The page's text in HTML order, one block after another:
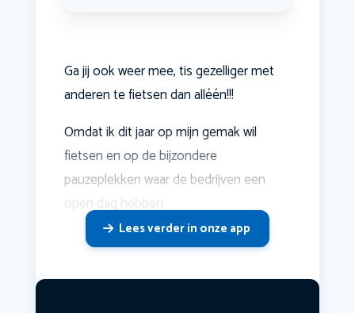
Ga jij ook weer mee, tis gezelliger met
anderen te fietsen dan alléén!!!
Omdat ik dit jaar op mijn gemak wil
fietsen en op de bijzondere
pauzeplekken waar de bedrijven een
open dag hebben
Lees verder in onze app